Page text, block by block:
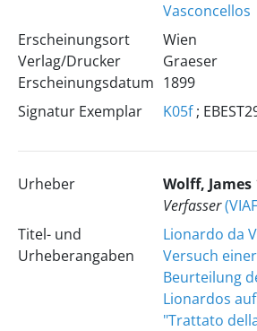
Vasconcellos
Erscheinungsort
Verlag/Drucker
Erscheinungsdatum
Wien
Graeser
1899
Signatur Exemplar
K05f;
Urheber Wolff, James
Verfasser
Titel- und
Urheberangaben
Lionardo da
Versuch
Beurteilung
Lionardos
"Trattato